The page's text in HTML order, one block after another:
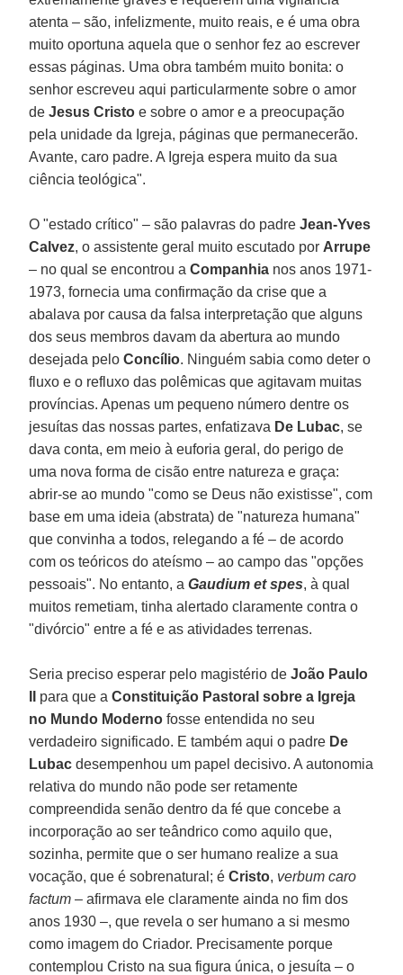
atenta – são, infelizmente, muito reais, e é uma obra
muito oportuna aquela que o senhor fez ao escrever
essas páginas. Uma obra também muito bonita: o
senhor escreveu aqui particularmente sobre o amor
deJesus Cristo e sobre o amor e a preocupação
pela unidade da Igreja, páginas que permanecerão.
Avante, caro padre. A Igreja espera muito da sua
ciência teológica".
O "estado crítico" – são palavras do padreJean-Yves
Calvez, o assistente geral muito escutado por Arrupe
– no qual se encontrou aCompanhia nos anos 1971-
1973, fornecia uma confirmação da crise que a
abalava por causa da falsa interpretação que alguns
dos seus membros davam da abertura ao mundo
desejada peloConcílio. Ninguém sabia como deter o
fluxo e o refluxo das polêmicas que agitavam muitas
províncias. Apenas um pequeno número dentre os
jesuítas das nossas partes, enfatizava De Lubac, se
dava conta, em meio à euforia geral, do perigo de
uma nova forma de cisão entre natureza e graça:
abrir-se ao mundo "como se Deus não existisse", com
base em uma ideia (abstrata) de "natureza humana"
que convinha a todos, relegando a fé – de acordo
com os teóricos do ateísmo – ao campo das "opções
pessoais". No entanto, aGaudium et spes, à qual
muitos remetiam, tinha alertado claramente contra o
"divórcio" entre a fé e as atividades terrenas.
Seria preciso esperar pelo magistério deJoão Paulo
para que aConstituição Pastoral sobre a Igreja
no Mundo Moderno fosse entendida no seu
verdadeiro significado. E também aqui o padre De
Lubac desempenhou um papel decisivo. A autonomia
relativa do mundo não pode ser retamente
compreendida senão dentro da fé que concebe a
incorporação ao ser teândrico como aquilo que,
sozinha, permite que o ser humano realize a sua
vocação, que é sobrenatural; éCristo, verbum caro
factum – afirmava ele claramente ainda no fim dos
anos 1930 –, que revela o ser humano a si mesmo
como imagem do Criador. Precisamente porque
contemplou Cristo na sua figura única, o jesuíta – o